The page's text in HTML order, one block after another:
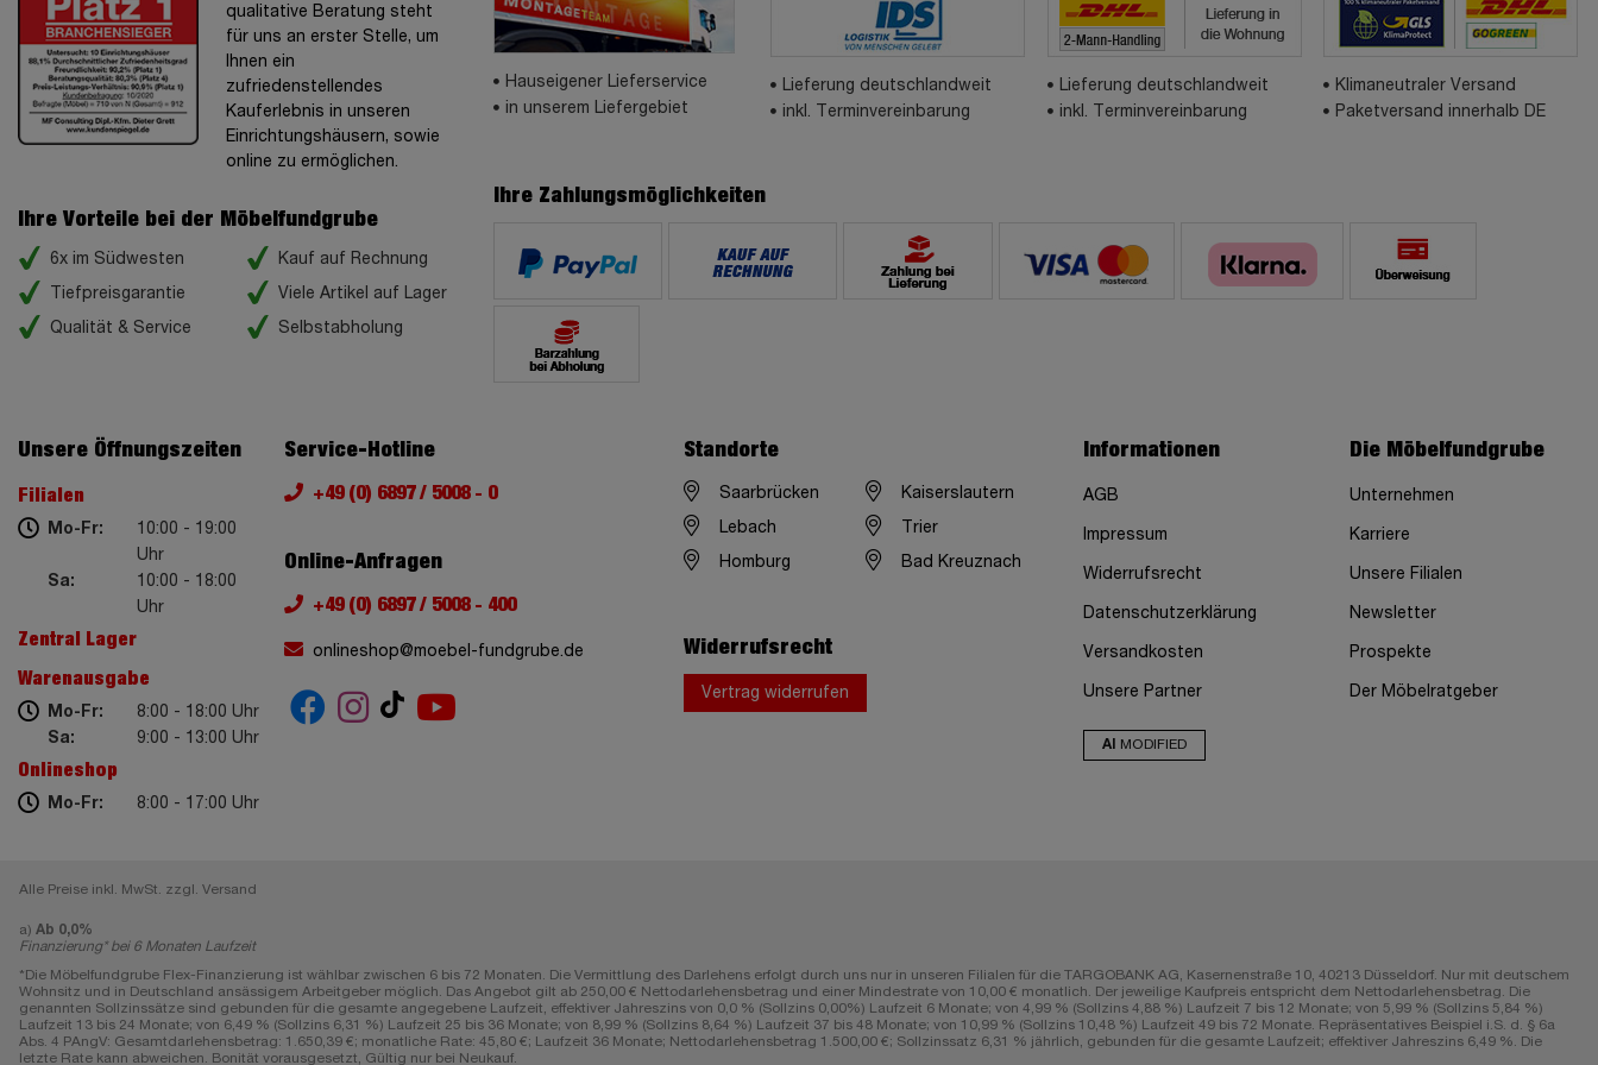
qualitative Beratung steht
für uns an erster Stelle, um
Ihnen ein
zufriedenstellendes
Kauferlebnis in unseren
Einrichtungshäusern, sowie
online zu ermöglichen.
Ihre Vorteile bei der Möbelfundgrube
6x im Südwesten
Tiefpreisgarantie
Qualität & Service
Kauf auf Rechnung
Viele Artikel auf Lager
Selbstabholung
Hauseigener Lieferservice
in unserem Liefergebiet
Lieferung deutschlandweit
inkl. Terminvereinbarung
Lieferung deutschlandweit
inkl. Terminvereinbarung
Klimaneutraler Versand
Paketversand innerhalb DE
Ihre Zahlungsmöglichkeiten
Unsere Öffnungszeiten
Filialen
Mo-Fr:
10:00 - 19:00
Uhr
Sa:
10:00 - 18:00
Uhr
Zentral Lager
Warenausgabe
Mo-Fr:
8:00 - 18:00 Uhr
Sa:
9:00 - 13:00 Uhr
Onlineshop
Mo-Fr: 8:00 - 17:00 Uhr
Service-Hotline
+49 (0) 6897 / 5008 - 0
Online-Anfragen
+49 (0) 6897 / 5008 - 400
onlineshop@moebel-fundgrube.de
Standorte
Saarbrücken Kaiserslautern
Lebach Trier
Homburg Bad Kreuznach
Widerrufsrecht
Vertrag widerrufen
Informationen
AGB
Impressum
Widerrufsrecht
Datenschutzerklärung
Versandkosten
Unsere Partner
AI MODIFIED
Die Möbelfundgrube
Unternehmen
Karriere
Unsere Filialen
Newsletter
Prospekte
Der Möbelratgeber
Alle Preise inkl. MwSt. zzgl. Versand
a) Ab 0,0%
Finanzierung* bei 6 Monaten Laufzeit
*Die Möbelfundgrube Flex-Finanzierung ist wählbar zwischen 6 bis 72 Monaten. Die Vermittlung des Darlehens erfolgt durch uns nur in unseren Filialen für die TARGOBANK AG, Kasernenstraße 10, 40213 Düsseldorf. Nur mit deutschem
Wohnsitz und in Deutschland ansässigem Arbeitgeber möglich. Das Angebot gilt ab 250,00 € Nettodarlehensbetrag und einer Mindestrate von 10,00 € monatlich. Der jeweilige Kaufpreis entspricht dem Nettodarlehensbetrag. Die
genannten Sollzinssätze sind gebunden für die gesamte angegebene Laufzeit, effektiver Jahreszins von 0,0 % (Sollzins 0,00%) Laufzeit 6 Monate; von 4,99 % (Sollzins 4,88 %) Laufzeit 7 bis 12 Monate; von 5,99 % (Sollzins 5,84 %)
Laufzeit 13 bis 24 Monate; von 6,49 % (Sollzins 6,31 %) Laufzeit 25 bis 36 Monate; von 8,99 % (Sollzins 8,64 %) Laufzeit 37 bis 48 Monate; von 10,99 % (Sollzins 10,48 %) Laufzeit 49 bis 72 Monate. Repräsentatives Beispiel i.S. d. § 6a
Abs. 4 PAngV: Gesamtdarlehensbetrag: 1.650,39 €; monatliche Rate: 45,80 €; Laufzeit 36 Monate; Nettodarlehensbetrag 1.500,00 €; Sollzinssatz 6,31 % jährlich, gebunden für die gesamte Laufzeit; effektiver Jahreszins 6,49 %. Die
letzte Rate kann abweichen. Bonität vorausgesetzt, Gültig nur bei Neukauf.